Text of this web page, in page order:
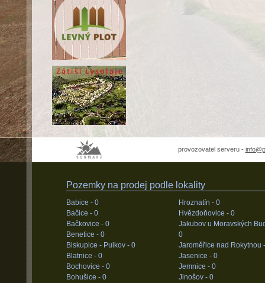
provozovatel serveru -
Pozemky na prodej podle lokality
Babice - 0
Bačice - 0
Bačkovice - 0
Benetice - 0
Biskupice - Pulkov - 0
Blatnice - 0
Bochovice - 0
Bohušice - 0
Hroznatín - 0
Hvězdoňovice - 0
Jakubov u Moravských
0
Jaroměřice nad Rokytnou
Jasenice - 0
Jemnice - 0
Jinošov - 0